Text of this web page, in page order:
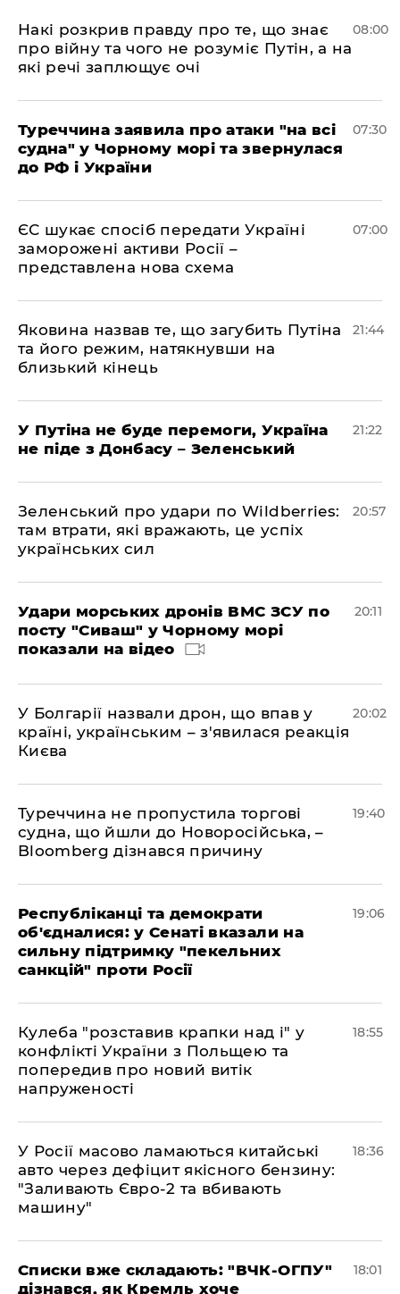
Накі розкрив правду про те, що знає
про війну та чого не розуміє Путін, а на
які речі заплющує очі
08:00
Туреччина заявила про атаки "на всі
судна" у Чорному морі та звернулася
до РФ і України
07:30
ЄС шукає спосіб передати Україні
заморожені активи Росії –
представлена ​​нова схема
07:00
Яковина назвав те, що загубить Путіна
та його режим, натякнувши на
близький кінець
21:44
У Путіна не буде перемоги, Україна
не піде з Донбасу – Зеленський
21:22
Зеленський про удари по Wildberries:
там втрати, які вражають, це успіх
українських сил
20:57
Удари морських дронів ВМС ЗСУ по
посту "Сиваш" у Чорному морі
показали на відео
20:11
У Болгарії назвали дрон, що впав у
країні, українським – з'явилася реакція
Києва
20:02
Туреччина не пропустила торгові
судна, що йшли до Новоросійська, –
Bloomberg дізнався причину
19:40
Республіканці та демократи
об'єдналися: у Сенаті вказали на
сильну підтримку "пекельних
санкцій" проти Росії
19:06
Кулеба "розставив крапки над і" у
конфлікті України з Польщею та
попередив про новий витік
напруженості
18:55
У Росії масово ламаються китайські
авто через дефіцит якісного бензину:
"Заливають Євро-2 та вбивають
машину"
18:36
Списки вже складають: "ВЧК-ОГПУ"
дізнався, як Кремль хоче
18:01